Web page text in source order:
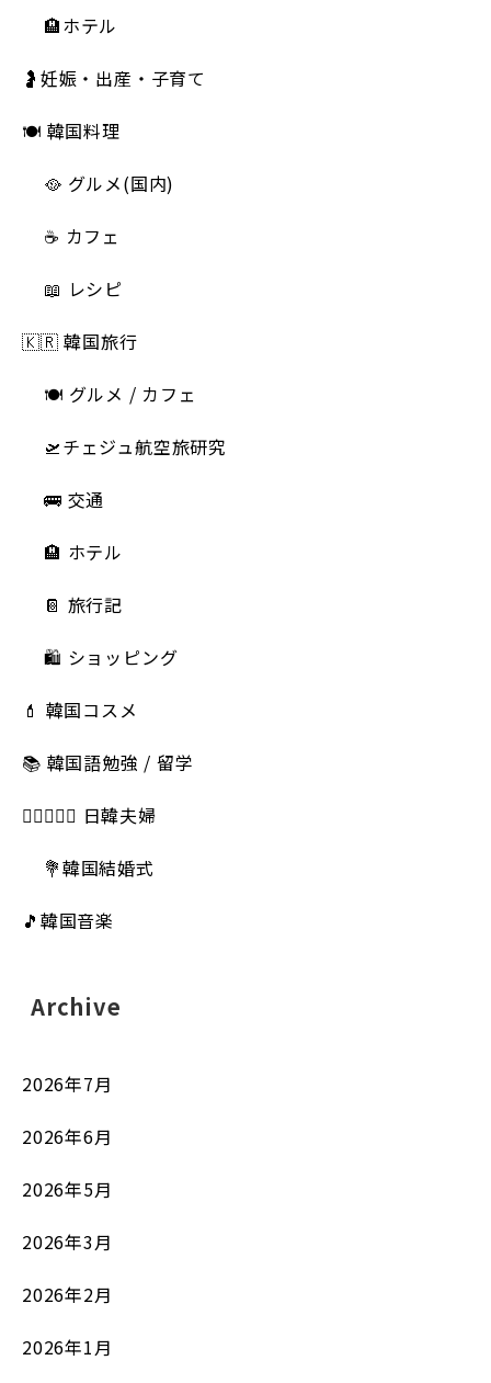
🏨ホテル
🤰妊娠・出産・子育て
🍽 韓国料理
🥘 グルメ(国内)
☕️ カフェ
📖 レシピ
🇰🇷 韓国旅行
🍽 グルメ / カフェ
🛫チェジュ航空旅研究
🚌 交通
🏨 ホテル
📔 旅行記
🛍️ ショッピング
💄 韓国コスメ
📚 韓国語勉強 / 留学
👩🏻‍❤️‍👨🏻 日韓夫婦
💐韓国結婚式
🎵韓国音楽
Archive
2026年7月
2026年6月
2026年5月
2026年3月
2026年2月
2026年1月